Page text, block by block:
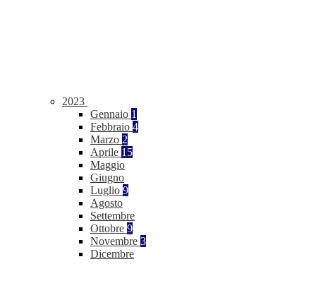
2023
Gennaio 1
Febbraio 4
Marzo 2
Aprile 15
Maggio
Giugno
Luglio 9
Agosto
Settembre
Ottobre 9
Novembre 3
Dicembre